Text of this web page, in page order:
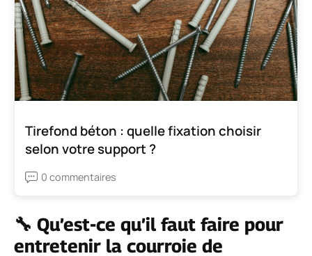
Tirefond béton : quelle fixation choisir
selon votre support ?
0 commentaires
🔧 Qu’est-ce qu’il faut faire pour
entretenir la courroie de